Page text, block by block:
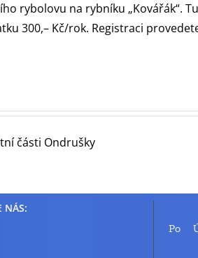
rybolovu na rybníku „Kovářák“.
300,– Kč/rok. Registraci
části Ondrušky
NÁS:
Po